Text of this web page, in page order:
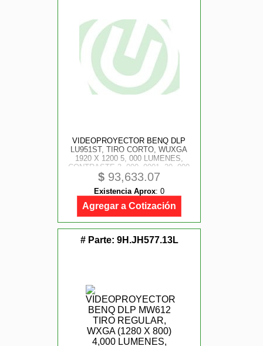
VIDEOPROYECTOR BENQ DLP
LU951ST, TIRO CORTO, WUXGA
1920 X 1200 5, 000 LUMENES,
CONTRASTE 3, 000, 0001, 20, 000
HORAS LAMPARA
$ 93,633.07
Existencia Aprox: 0
Agregar a Cotización
# Parte: 9H.JH577.13L